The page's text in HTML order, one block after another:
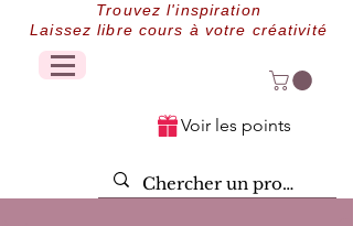
Trouvez l'inspiration
Laissez libre cours à votre créativité
Voir les points